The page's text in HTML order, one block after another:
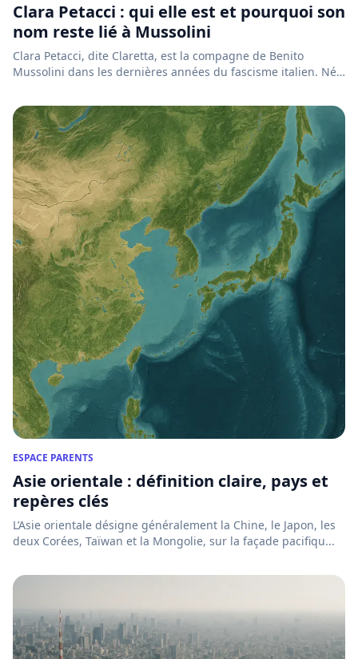
Clara Petacci : qui elle est et pourquoi son
nom reste lié à Mussolini
Clara Petacci, dite Claretta, est la compagne de Benito
Mussolini dans les dernières années du fascisme italien. Née
ESPACE PARENTS
Asie orientale : définition claire, pays et
repères clés
L’Asie orientale désigne généralement la Chine, le Japon, les
deux Corées, Taïwan et la Mongolie, sur la façade pacifiqu...